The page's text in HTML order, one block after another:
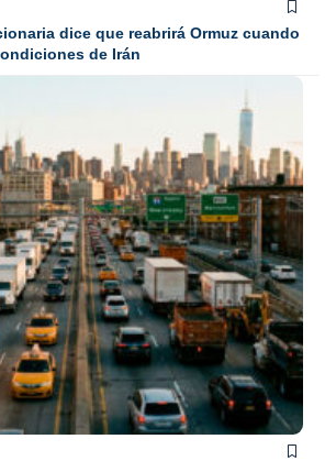
dice que reabrirá Ormuz cuando
de Irán